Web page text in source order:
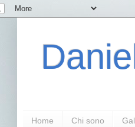
Home Chi sono